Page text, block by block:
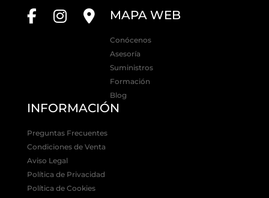
MAPA WEB
Conócenos
Asesoría
Suministros
Formación
Blog
INFORMACIÓN
Preguntas Frecuentes
Condiciones de Venta
Aviso Legal
Política de Privacidad
Política de Cookies